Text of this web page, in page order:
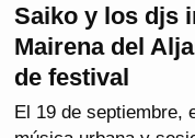
Saiko y los djs
Mairena del
de festival
El 19 de septiembre,